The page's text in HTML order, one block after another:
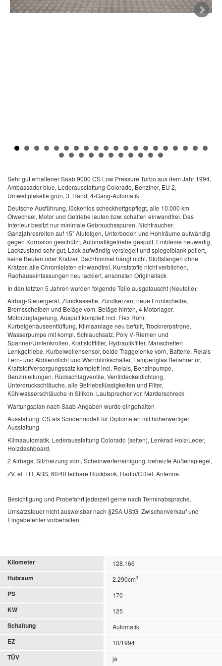
Sehr gut erhaltener Saab 9000 CS Low Pressure Turbo aus dem Jahr 1994,
Ambassador blue, Lederausstattung Colorado, Benziner, EU 2,
Umweltplakette grün, 3. Hand, 4-Gang-Automatik.
Deutsche Ausführung, lückenlos scheckheftgepflegt, alle 10.000 km
Ölwechsel, Motor und Getriebe laufen bzw. schalten einwandfrei. Das
Interieur besitzt nur minimale Gebrauchsspuren, Nichtraucher.
Ganzjahresreifen auf 15" Alufelgen, Unterboden und Hohlräume aufwändig
gegen Korrosion geschützt, Automatikgetriebe gespült, Embleme neuwertig,
Lackzustand sehr gut, Lack aufwändig versiegelt und spiegelblank poliert,
keine Beulen oder Kratzer, Dachhimmel hängt nicht, Stoßstangen ohne
Kratzer, alle Chromleisten einwandfrei, Kunststoffe nicht verblichen,
Radhauseinfassungen neu lackiert, ansonsten Originallack
In den letzten 5 Jahren wurden folgende Teile ausgetauscht (Neuteile):
Airbag-Steuergerät, Zündkassette, Zündkerzen, neue Frontscheibe,
Bremsscheiben und Beläge vom, Beläge hinten, 4 Motorlager,
Motorzuglagerung, Auspuff komplett incl. Flex Rohr,
Kurbelgehäuseentlüftung, Klimaanlage neu befüllt, Trocknerpatrone,
Wasserpumpe mit kompl. Schlauchsatz, Poly V-Riemen und
Spanner/Umlenkrollen, Kraftstofffilter, Hydraulikfilter, Manschetten
Lenkgetriebe, Kurbelwellensensor, beide Traggelenke vorn, Batterie, Relais
Fern- und Abblendlicht und Warnblinkschalter, Lampenglas Beifahrertür,
Kraftstoffversorgungssatz komplett incl. Relais, Benzinpumpe,
Benzinleitungen, Rückschlagventile, Ventildeckeldichtung,
Unterdruckschläuche, alle Betriebsflüssigkeiten und Filter,
Kühlwasserschläuche in Silikon, Lautsprecher vor, Marderschreck
Wartungsplan nach Saab-Angaben wurde eingehalten
Ausstattung: CS als Sondermodell für Diplomaten mit höherwertiger
Ausstattung
Klimaautomatik, Lederausstattung Colorado (selten), Lenkrad Holz/Leder,
Holzdashboard,
2 Airbags, Sitzheizung vom, Scheinwerferreinigung, beheizte Außenspiegel,
ZV, el. FH, ABS, 60/40 teilbare Rückbank, Radio/CD/el. Antenne.
Besichtigung und Probefahrt jederzeit gerne nach Terminabsprache.
Umsatzsteuer nicht ausweisbar nach §25A UStG. Zwischenverkauf und
Eingabefehler vorbehalten.
Kilometer 128.166
Hubraum 2.290cm3
PS 170
KW 125
Schaltung Automatik
EZ 10/1994
TÜV ja